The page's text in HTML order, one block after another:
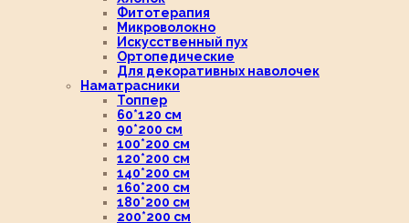
Фитотерапия
Микроволокно
Искусственный пух
Ортопедические
Для декоративных наволочек
Наматрасники
Топпер
60*120 см
90*200 см
100*200 см
120*200 см
140*200 см
160*200 см
180*200 см
200*200 см